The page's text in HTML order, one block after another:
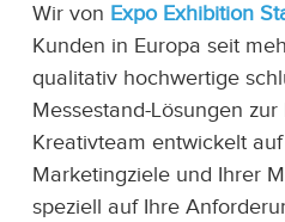
Wir von Expo Exhibition
Kunden in Europa seit
qualitativ hochwertige
Messestand-Lösungen
Kreativteam entwickelt
Marketingziele und Ihrer
speziell auf Ihre